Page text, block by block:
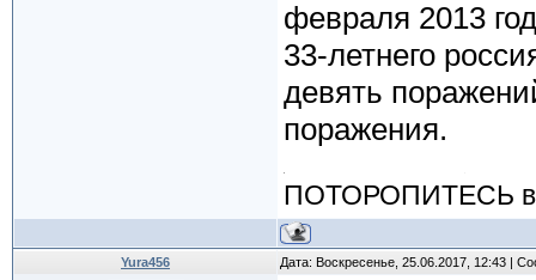
февраля 2013
33-летнего
девять
поражения.
ПОТОРОПИТЕСЬ
Yura456 Дата: Воскресенье, 25.06.2017, 12:43 |